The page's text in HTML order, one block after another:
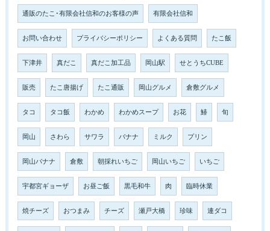
通販のたこ･有限会社信和のお客様の声 有限会社信和
お問い合わせ プライバシーポリシー よくある質問 たこ飯
下津井 真だこ 真だこ加工品 岡山駅 せとうちCUBE
販売 たこ唐揚げ たこ通販 岡山グルメ 倉敷グルメ
タコ タコ飯 わかめ わかめスープ お花 鰆 旬
岡山 さわら サワラ バナナ ミルク プリン
岡山バナナ 倉敷 朝採れいちご 岡山いちご いちご
宇都宮ギョーザ お昼ご飯 黒毛和牛 肉 臨時休業
焼チーズ おつまみ チーズ 瀬戸大橋 珍味 連ダコ